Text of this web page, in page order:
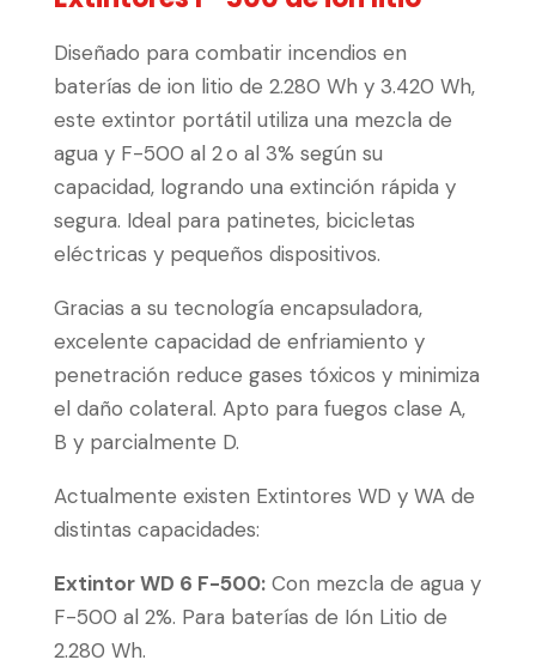
Diseñado para combatir incendios en
baterías de ion litio de 2.280 Wh y 3.420 Wh,
este extintor portátil utiliza una mezcla de
agua y F-500 al 2 o al 3% según su
capacidad, logrando una extinción rápida y
segura. Ideal para patinetes, bicicletas
eléctricas y pequeños dispositivos.
Gracias a su tecnología encapsuladora,
excelente capacidad de enfriamiento y
penetración reduce gases tóxicos y minimiza
el daño colateral. Apto para fuegos clase A,
B y parcialmente D.
Actualmente existen Extintores WD y WA de
distintas capacidades:
Extintor WD 6 F-500:Con mezcla de agua y
F-500 al 2%. Para baterías de Ión Litio de
2.280 Wh.